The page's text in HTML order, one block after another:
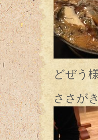
どぜう
ささが